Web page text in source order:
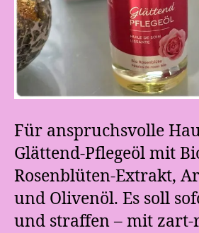
Für anspruchsvolle
Glättend-Pflegeöl mit
Rosenblüten-Extrakt,
und Olivenöl. Es soll
und straffen – mit zart-